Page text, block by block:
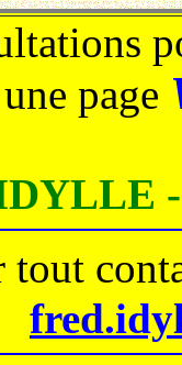
page
tout